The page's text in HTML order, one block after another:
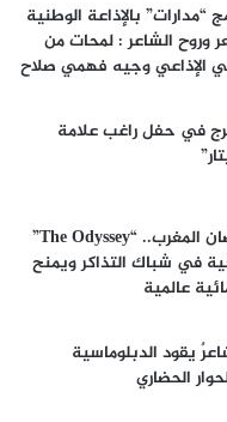
“مدارات” بالإذاعة الوطنية
وروح الشاعر : لمحات من
الإذاعي وجيه فهمي صلاح
ألف متفرج في حفل راغب علامة
بعد تصويره بين أحضان المغرب.. “The Odyssey”
في شباك التذاكر ويمنح
عالمية
يقود الدبلوماسية
الحضاري